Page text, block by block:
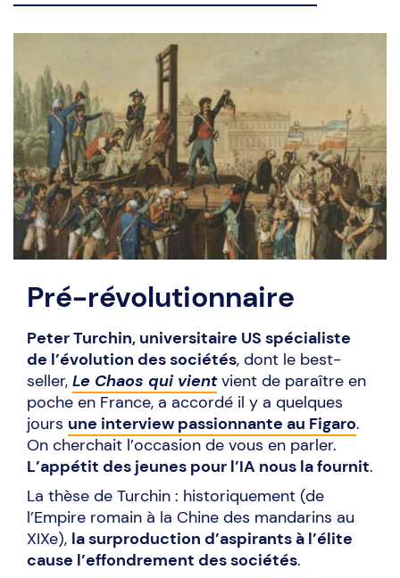
Pré-révolutionnaire
Peter Turchin, universitaire US spécialiste
de l’évolution des sociétés, dont le best-
seller, Le Chaos qui vient vient de paraître en
poche en France, a accordé il y a quelques
jours une interview passionnante au Figaro.
On cherchait l’occasion de vous en parler.
L’appétit des jeunes pour l’IA nous la fournit.
La thèse de Turchin : historiquement (de
l’Empire romain à la Chine des mandarins au
XIXe), la surproduction d’aspirants à l’élite
cause l’effondrement des sociétés.